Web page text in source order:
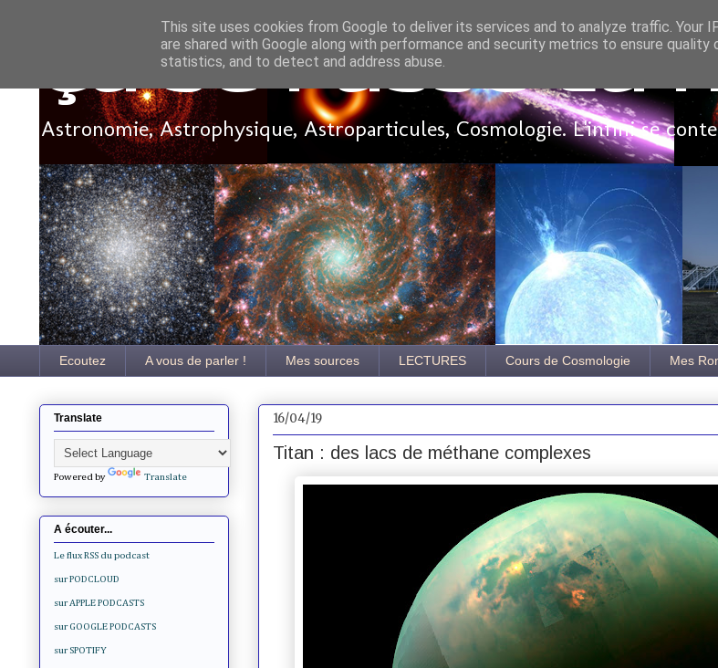
Ça se passe là
Astronomie, Astrophysique, Astroparticules, Cosmologie. L'infini se
Ecoutez A vous de parler ! Mes sources LECTURES Cours de Cosmologie Mes
16/04/19
Titan : des lacs de méthane complexes
Translate
Powered by Translate
A écouter...
Le flux RSS du podcast
sur PODCLOUD
sur APPLE PODCASTS
sur GOOGLE PODCASTS
sur SPOTIFY
This site uses cookies from Google to deliver its services and to analyze traffic. Your
are shared with Google along with performance and security metrics to ensure quality
statistics, and to detect and address abuse.